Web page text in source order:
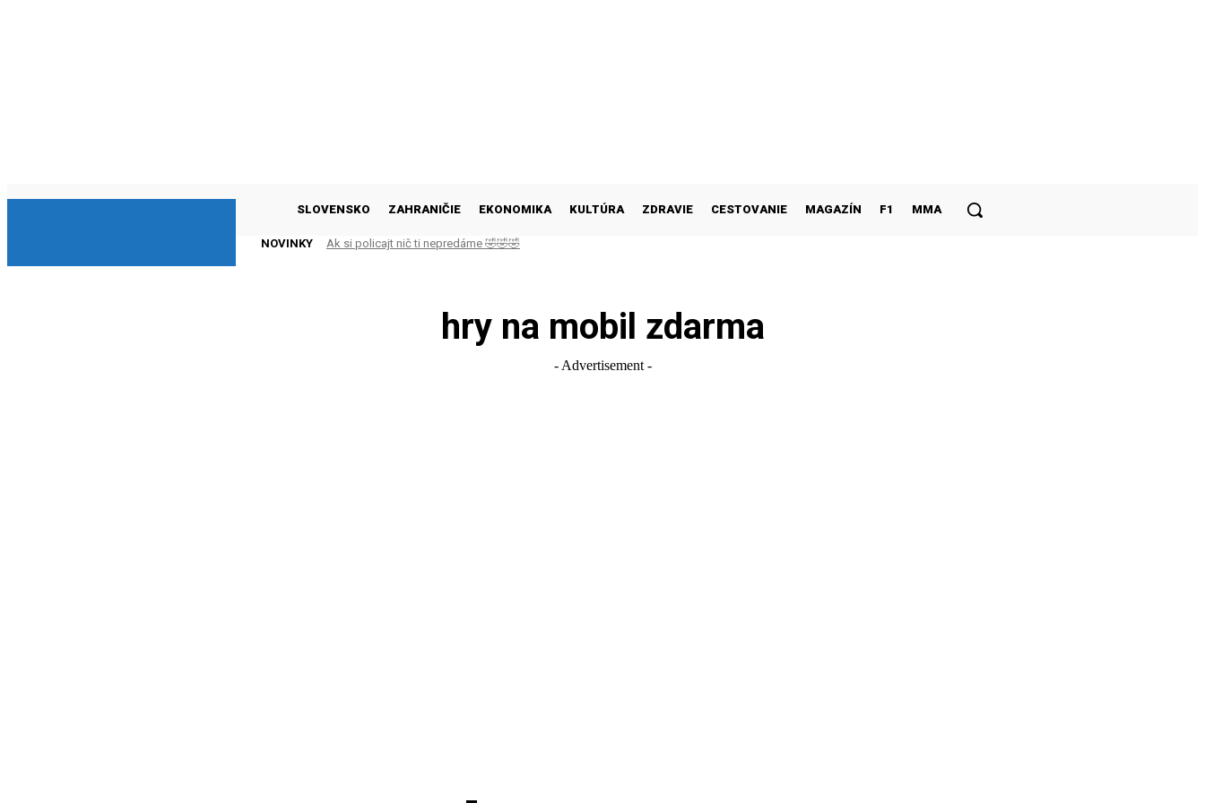
SLOVENSKO ZAHRANIČIE EKONOMIKA KULTÚRA ZDRAVIE CESTOVANIE MAGAZÍN F1 MMA
NOVINKY Ak si policajt nič ti nepredáme 🤣🤣🤣
hry na mobil zdarma
- Advertisement -